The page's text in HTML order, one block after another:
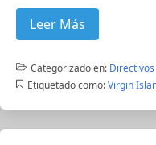
Leer Más
Categorizado en: Directivos
Etiquetado como: Virgin